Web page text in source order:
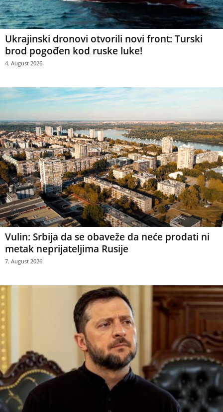
Ukrajinski dronovi otvorili novi front: Turski
brod pogođen kod ruske luke!
4. August 2026.
Vulin: Srbija da se obaveže da neće prodati ni
metak neprijateljima Rusije
7. August 2026.